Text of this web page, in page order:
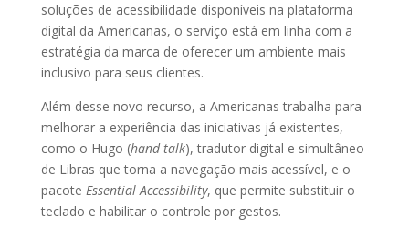
soluções de acessibilidade disponíveis na plataforma
digital da Americanas, o serviço está em linha com a
estratégia da marca de oferecer um ambiente mais
inclusivo para seus clientes.
Além desse novo recurso, a Americanas trabalha para
melhorar a experiência das iniciativas já existentes,
como o Hugo (hand talk), tradutor digital e simultâneo
de Libras que torna a navegação mais acessível, e o
pacote Essential Accessibility, que permite substituir o
teclado e habilitar o controle por gestos.